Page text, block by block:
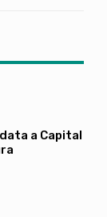
a Capital